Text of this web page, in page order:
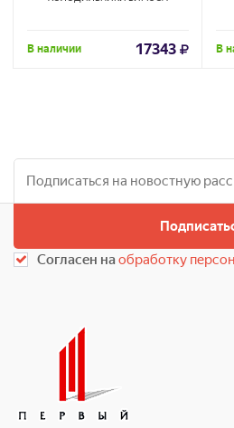
В наличии 17343 В
Согласен наобработку